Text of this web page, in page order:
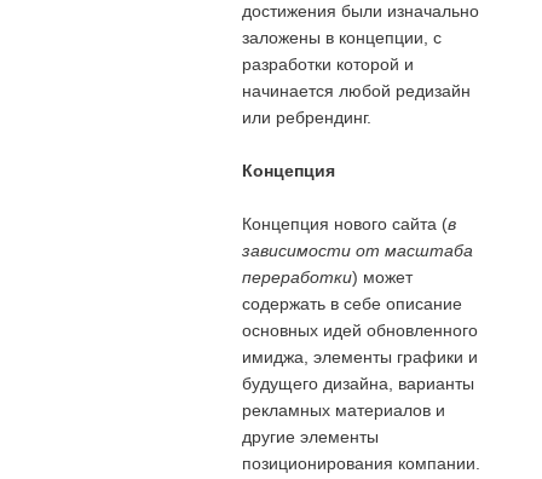
достижения были изначально
заложены в концепции, с
разработки которой и
начинается любой редизайн
или ребрендинг.
Концепция
Концепция нового сайта (в
зависимости от масштаба
переработки) может
содержать в себе описание
основных идей обновленного
имиджа, элементы графики и
будущего дизайна, варианты
рекламных материалов и
другие элементы
позиционирования компании.